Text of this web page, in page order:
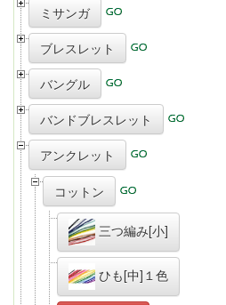
ミサンガ
ブレスレット
バングル
バンドブレスレット
アンクレット
コットン
三つ編み[小]
ひも[中]１色